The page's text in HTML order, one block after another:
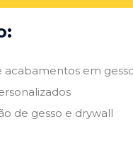
acabamentos em
de gesso e drywall